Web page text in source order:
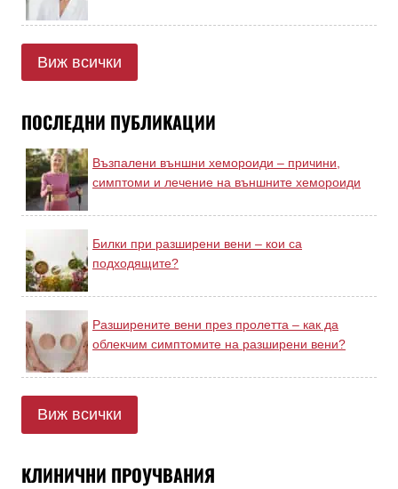
Виж всички
ПОСЛЕДНИ ПУБЛИКАЦИИ
Възпалени външни хемороиди – причини,
симптоми и лечение на външните хемороиди
Билки при разширени вени – кои са
подходящите?
Разширените вени през пролетта – как да
облекчим симптомите на разширени вени?
Виж всички
КЛИНИЧНИ ПРОУЧВАНИЯ